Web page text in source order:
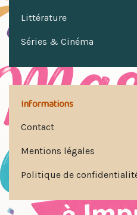
Littérature
Séries & Cinéma
Informations
Contact
Mentions légales
Politique de